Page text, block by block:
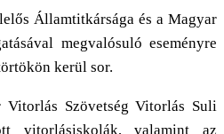
Államtitkársága és a Magyar
megvalósuló eseményre
kerül sor.
Szövetség Vitorlás Suli
vitorlásiskolák, valamint az